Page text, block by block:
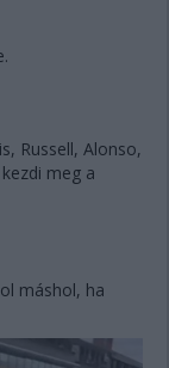
Russell, Alonso,
meg a
máshol, ha